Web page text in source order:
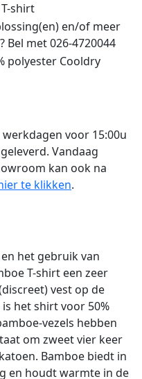
shirt
en/of meer
met 026-4720044
polyester Cooldry
voor 15:00u
Vandaag
kan ook na
te klikken.
het gebruik van
T-shirt een zeer
vest op de
het shirt voor 50%
vezels hebben
om zweet vier keer
Bamboe biedt in
en houdt warmte in de